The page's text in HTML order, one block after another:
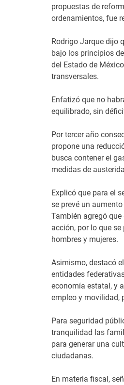
propuestas de
ordenamientos, fue
Rodrigo Jarque dijo
bajo los principios
del Estado de
transversales.
Enfatizó que no
equilibrado, sin
Por tercer año
propone una
busca contener el
medidas de
Explicó que para el
se prevé un
También agregó
acción, por lo que
hombres y mujeres.
Asimismo, destacó
entidades
economía estatal, y
empleo y movilidad,
Para seguridad
tranquilidad las
para generar una
ciudadanas.
En materia fiscal,